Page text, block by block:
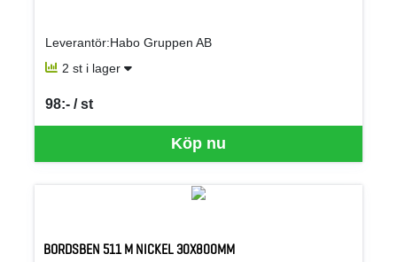
Leverantör:Habo Gruppen AB
2 st i lager
Köp nu
98:- / st
SEK per ST
BORDSBEN 511 M NICKEL 30X800MM